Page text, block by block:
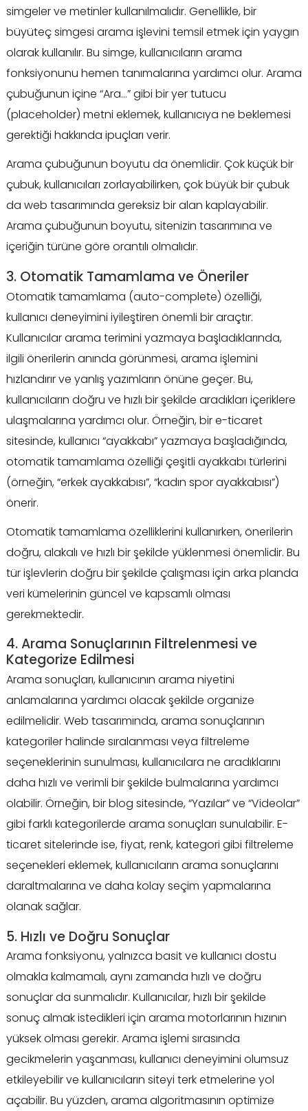
simgeler ve metinler kullanılmalıdır. Genellikle, bir
büyüteç simgesi arama işlevini temsil etmek için yaygın
olarak kullanılır. Bu simge, kullanıcıların arama
fonksiyonunu hemen tanımalarına yardımcı olur. Arama
çubuğunun içine “Ara…” gibi bir yer tutucu
(placeholder) metni eklemek, kullanıcıya ne beklemesi
gerektiği hakkında ipuçları verir.
Arama çubuğunun boyutu da önemlidir. Çok küçük bir
çubuk, kullanıcıları zorlayabilirken, çok büyük bir çubuk
da web tasarımında gereksiz bir alan kaplayabilir.
Arama çubuğunun boyutu, sitenizin tasarımına ve
içeriğin türüne göre orantılı olmalıdır.
3. Otomatik Tamamlama ve Öneriler
Otomatik tamamlama (auto-complete) özelliği,
kullanıcı deneyimini iyileştiren önemli bir araçtır.
Kullanıcılar arama terimini yazmaya başladıklarında,
ilgili önerilerin anında görünmesi, arama işlemini
hızlandırır ve yanlış yazımların önüne geçer. Bu,
kullanıcıların doğru ve hızlı bir şekilde aradıkları içeriklere
ulaşmalarına yardımcı olur. Örneğin, bir e-ticaret
sitesinde, kullanıcı “ayakkabı” yazmaya başladığında,
otomatik tamamlama özelliği çeşitli ayakkabı türlerini
(örneğin, “erkek ayakkabısı”, “kadın spor ayakkabısı”)
önerir.
Otomatik tamamlama özelliklerini kullanırken, önerilerin
doğru, alakalı ve hızlı bir şekilde yüklenmesi önemlidir. Bu
tür işlevlerin doğru bir şekilde çalışması için arka planda
veri kümelerinin güncel ve kapsamlı olması
gerekmektedir.
4. Arama Sonuçlarının Filtrelenmesi ve
Kategorize Edilmesi
Arama sonuçları, kullanıcının arama niyetini
anlamalarına yardımcı olacak şekilde organize
edilmelidir. Web tasarımında, arama sonuçlarının
kategoriler halinde sıralanması veya filtreleme
seçeneklerinin sunulması, kullanıcılara ne aradıklarını
daha hızlı ve verimli bir şekilde bulmalarına yardımcı
olabilir. Örneğin, bir blog sitesinde, “Yazılar” ve “Videolar”
gibi farklı kategorilerde arama sonuçları sunulabilir. E-
ticaret sitelerinde ise, fiyat, renk, kategori gibi filtreleme
seçenekleri eklemek, kullanıcıların arama sonuçlarını
daraltmalarına ve daha kolay seçim yapmalarına
olanak sağlar.
5. Hızlı ve Doğru Sonuçlar
Arama fonksiyonu, yalnızca basit ve kullanıcı dostu
olmakla kalmamalı, aynı zamanda hızlı ve doğru
sonuçlar da sunmalıdır. Kullanıcılar, hızlı bir şekilde
sonuç almak istedikleri için arama motorlarının hızının
yüksek olması gerekir. Arama işlemi sırasında
gecikmelerin yaşanması, kullanıcı deneyimini olumsuz
etkileyebilir ve kullanıcıların siteyi terk etmelerine yol
açabilir. Bu yüzden, arama algoritmasının optimize